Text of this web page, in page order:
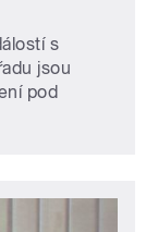
s
jsou
pod